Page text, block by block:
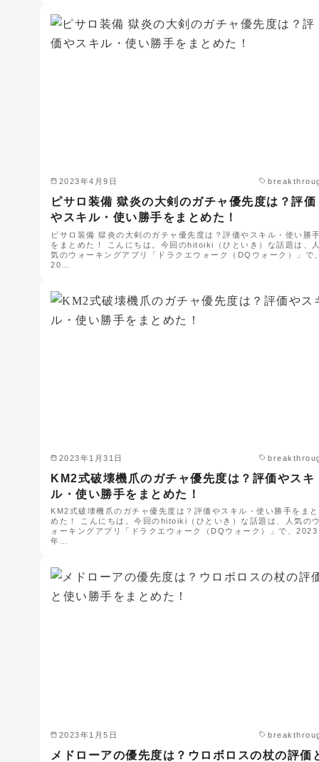
2023年4月9日
ピサロ装備 獄炎の大剣のガチャ優先度は？評価
やスキル・使い勝手をまとめた！
ピサロ装備 獄炎の大剣のガチャ優先度は？評価やスキル・使い勝手
をまとめた！ こんにちは。今回のhitoiki（ひといき）な話題は、人
気のウォーキングアプリ「ドラクエウォーク（DQウォーク）」で、
20…
2023年1月31日
KM2式破壊機爪のガチャ優先度は？評価やスキ
ル・使い勝手をまとめた！
KM2式破壊機爪のガチャ優先度は？評価やスキル・使い勝手をまと
めた！ こんにちは。今回のhitoiki（ひといき）な話題は、人気のウ
ォーキングアプリ「ドラクエウォーク（DQウォーク）」で、2023
年…
2023年1月5日
メドローアの優先度は？ウロボロスの杖の評価